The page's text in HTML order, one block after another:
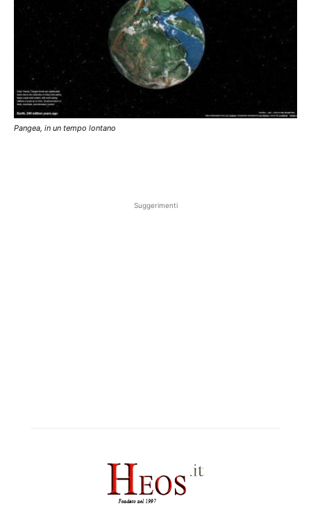
Pangea, in un tempo lontano
Suggerimenti